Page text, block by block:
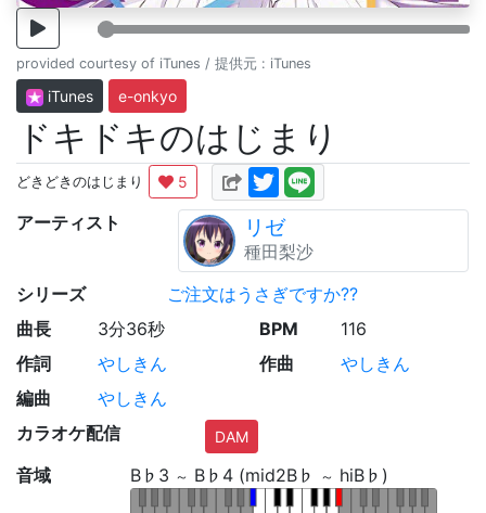
provided courtesy of iTunes / 提供元 : iTunes
iTunes e-onkyo
ドキドキのはじまり
どきどきのはじまり 5
アーティスト リゼ
種田梨沙
シリーズ
ご注文はうさぎですか??
曲長
3分36秒 BPM
116
作詞
やしきん 作曲
やしきん
編曲
やしきん
カラオケ配信
DAM
音域 B♭3 ～ B♭4 (mid2B♭ ～ hiB♭)